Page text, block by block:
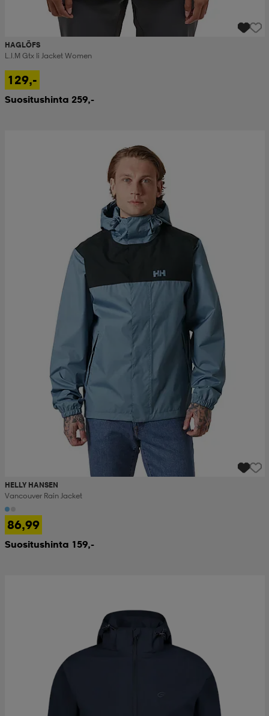
HAGLÖFS
L.i.m Gtx Ii Jacket Women
129,-
Suositushinta 259,-
HELLY HANSEN
Vancouver Rain Jacket
86,99
Suositushinta 159,-